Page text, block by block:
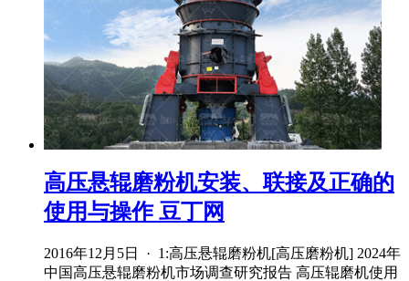
高压悬辊磨粉机安装、联接及正确的
使用与操作 豆丁网
2016年12月5日 · 1:高压悬辊磨粉机[高压磨粉机] 2024年
中国高压悬辊磨粉机市场调查研究报告 高压辊磨机使用